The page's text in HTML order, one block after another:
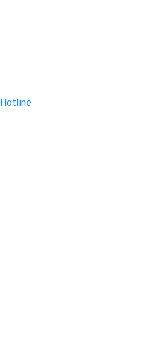
Hotline